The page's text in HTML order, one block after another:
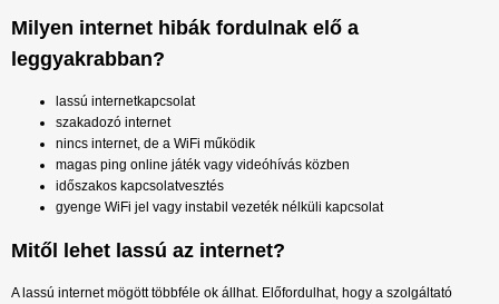
Milyen internet hibák fordulnak elő a
leggyakrabban?
lassú internetkapcsolat
szakadozó internet
nincs internet, de a WiFi működik
magas ping online játék vagy videóhívás közben
időszakos kapcsolatvesztés
gyenge WiFi jel vagy instabil vezeték nélküli kapcsolat
Mitől lehet lassú az internet?
A lassú internet mögött többféle ok állhat. Előfordulhat, hogy a szolgáltató